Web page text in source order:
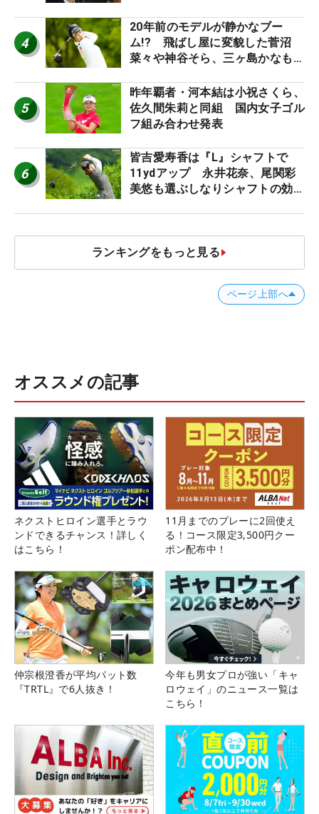
4
20年前のモデルが静かなブー
ム!? 飛ばし屋に変貌した菅沼
菜々や神谷そら、三ヶ島かなも使
ロたちの“飛ばしギア”】
5
昨年覇者・河本結は小祝さくら、
佐久間朱莉と同組 国内女子ゴル
フ組み合わせ発表
6
皆吉愛寿香は『L』シャフトで
11ydアップ 永井花奈、尾関彩
美悠も選ぶしなりシャフトの効果
ランキングをもっと見る
ページ上部へ
オススメの記事
ネクストヒロイン選手とラウ
ンドできるチャンス！詳しく
はこちら！
11月までのプレーに2回使え
る！コース限定3,500円クー
ポン配布中！
仲宗根澄香が平均パット数
『TRTL』で6人抜き！
今年も男女プロが強い「キャ
ロウェイ」のニュース一覧は
こちら！